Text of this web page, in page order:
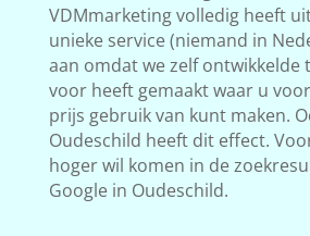
VDMmarketing volledig heeft
unieke service (niemand in
aan omdat we zelf ontwikkelde
voor heeft gemaakt waar u
prijs gebruik van kunt maken.
Oudeschild heeft dit effect.
hoger wil komen in de
Google in Oudeschild.